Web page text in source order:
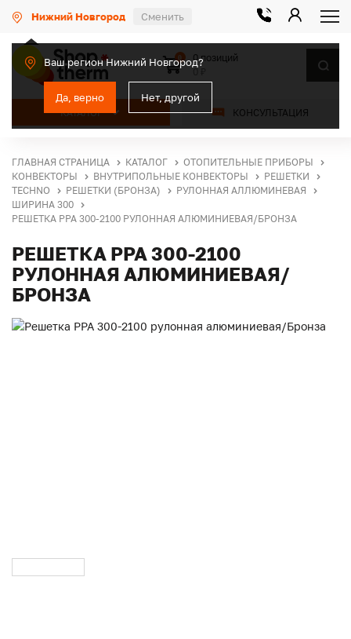
Нижний Новгород Сменить
Ваш регион Нижний Новгород?
Да, верно Нет, другой
КАТАЛОГ КОНСУЛЬТАЦИЯ
0
0 позиций
ГЛАВНАЯ СТРАНИЦА КАТАЛОГ
ОТОПИТЕЛЬНЫЕ ПРИБОРЫ
КОНВЕКТОРЫ
ВНУТРИПОЛЬНЫЕ КОНВЕКТОРЫ
РЕШЕТКИ
TECHNO
РЕШЕТКИ (БРОНЗА)
РУЛОННАЯ АЛЛЮМИНЕВАЯ
ШИРИНА 300
РЕШЕТКА PPA 300-2100 РУЛОННАЯ АЛЮМИНИЕВАЯ/БРОНЗА
РЕШЕТКА PPA 300-2100
РУЛОННАЯ АЛЮМИНИЕВАЯ/
БРОНЗА